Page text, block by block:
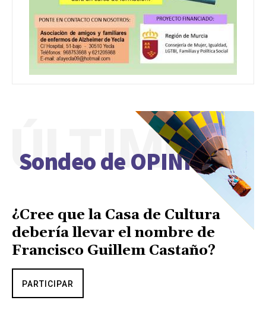
Sondeo de OPINIÓN
ÚLTIMO
¿Cree que la Casa de Cultura
debería llevar el nombre de
Francisco Guillem Castaño?
PARTICIPAR